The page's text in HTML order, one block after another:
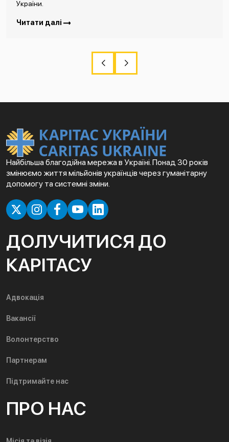
України.
Читати далі
Найбільша благодійна мережа в Україні. Понад 30 років
змінюємо життя мільйонів українців через гуманітарну
допомогу та системні зміни.
ДОЛУЧИТИСЯ ДО
КАРІТАСУ
Адвокація
Вакансії
Волонтерство
Партнерам
Підтримайте нас
ПРО НАС